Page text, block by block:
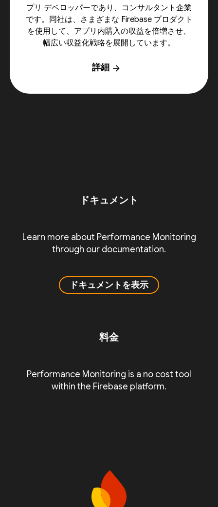
プリ デベロッパーであり、コンサルタント企業
です。同社は、さまざまな Firebase プロダクト
を使用して、アプリ内購入の収益を倍増させ、
幅広い収益化戦略を展開しています。
詳細 arrow_forward
ドキュメント
Learn more about Performance Monitoring
through our documentation.
ドキュメントを表示
料金
Performance Monitoring is a no cost tool
within the Firebase platform.